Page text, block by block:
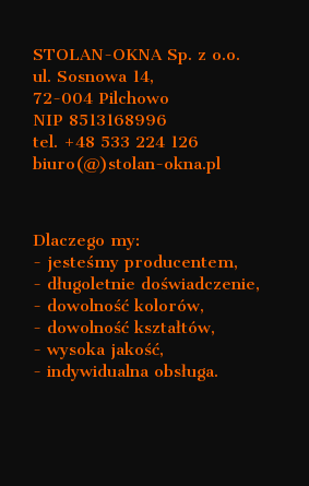
STOLAN-OKNA Sp. z o.o.
ul. Sosnowa 14,
72-004 Pilchowo
NIP 8513168996
tel. +48 533 224 126
biuro(@)stolan-okna.pl
Dlaczego my:
- jesteśmy producentem,
- długoletnie doświadczenie,
- dowolność kolorów,
- dowolność kształtów,
- wysoka jakość,
- indywidualna obsługa.